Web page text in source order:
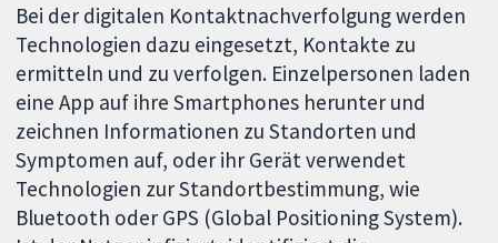
Bei der digitalen Kontaktnachverfolgung werden
Technologien dazu eingesetzt, Kontakte zu
ermitteln und zu verfolgen. Einzelpersonen laden
eine App auf ihre Smartphones herunter und
zeichnen Informationen zu Standorten und
Symptomen auf, oder ihr Gerät verwendet
Technologien zur Standortbestimmung, wie
Bluetooth oder GPS (Global Positioning System).